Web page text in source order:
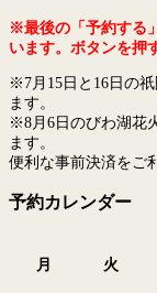
※最後の「予約する
います。ボタンを押
※7月15日と16日の祇
ます。
※8月6日のびわ湖花
ます。
便利な事前決済をご
予約カレンダー
月
火